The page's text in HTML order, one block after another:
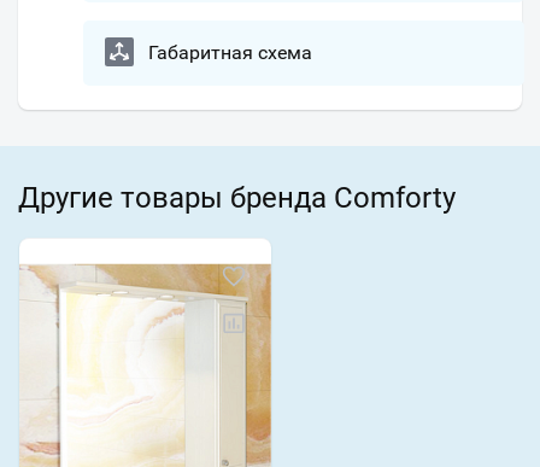
Габаритная схема
Другие товары бренда Comforty